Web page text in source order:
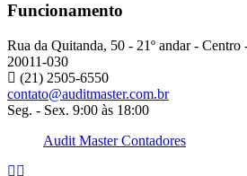
Funcionamento
Rua da Quitanda, 50 - 21º andar - Centro
20011-030
(21) 2505-6550
contato@auditmaster.com.br
Seg. - Sex. 9:00 às 18:00
Audit Master Contadores